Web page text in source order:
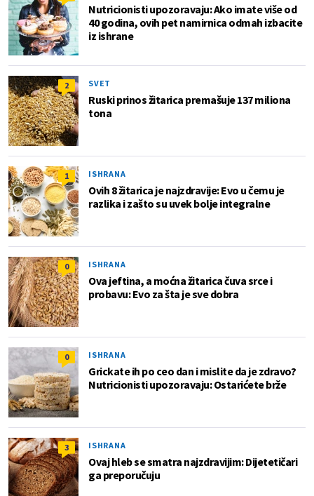
Nutricionisti upozoravaju: Ako imate više od
40 godina, ovih pet namirnica odmah izbacite
iz ishrane
2 SVET
Ruski prinos žitarica premašuje 137 miliona
tona
1 ISHRANA
Ovih 8 žitarica je najzdravije: Evo u čemu je
razlika i zašto su uvek bolje integralne
0 ISHRANA
Ova jeftina, a moćna žitarica čuva srce i
probavu: Evo za šta je sve dobra
0 ISHRANA
Grickate ih po ceo dan i mislite da je zdravo?
Nutricionisti upozoravaju: Ostarićete brže
3 ISHRANA
Ovaj hleb se smatra najzdravijim: Dijetetičari
ga preporučuju